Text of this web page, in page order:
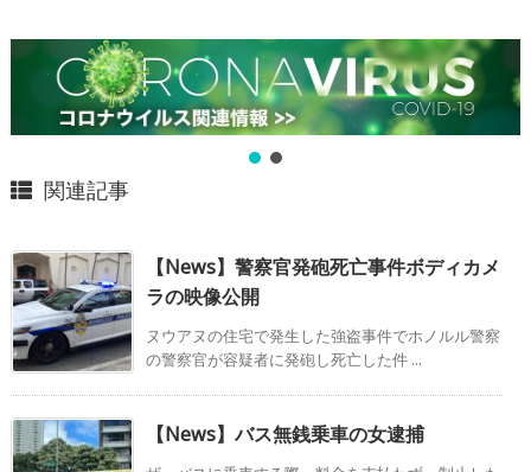
関連記事
【News】警察官発砲死亡事件ボディカメ
ラの映像公開
ヌウアヌの住宅で発生した強盗事件でホノルル警察
の警察官が容疑者に発砲し死亡した件 ...
【News】バス無銭乗車の女逮捕